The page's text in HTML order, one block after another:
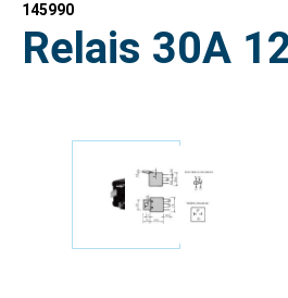
145990
Relais 30A
Ignorer la galerie d'images